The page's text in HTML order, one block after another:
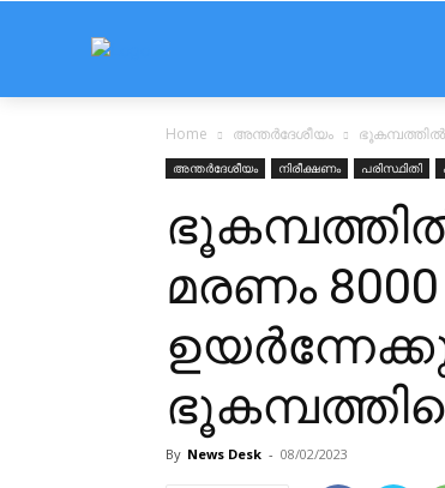
Home അന്തർദേശീയം ഭൂകമ്പത്തിൽ
അന്തർദേശീയം നിരീക്ഷണം പരിസ്ഥിതി
ഭൂകമ്പത്തിൽ
മരണം
By News Desk - 08/02/2023